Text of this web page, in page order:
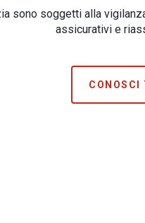
sono soggetti alla
assicurativi e